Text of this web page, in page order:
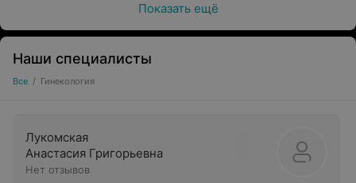
Показать ещё
Наши специалисты
Все / Гинекология
Лукомская
Анастасия Григорьевна
Нет отзывов